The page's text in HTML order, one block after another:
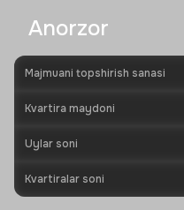
Anorzor
Majmuani topshirish sanasi
Kvartira maydoni
Uylar soni
Kvartiralar soni